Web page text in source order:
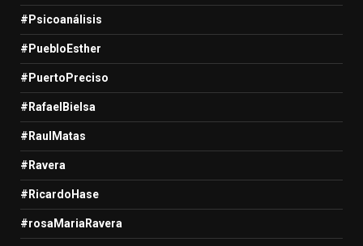
#Psicoanálisis
#PuebloEsther
#PuertoPreciso
#RafaelBielsa
#RaulMatas
#Ravera
#RicardoHase
#rosaMariaRavera